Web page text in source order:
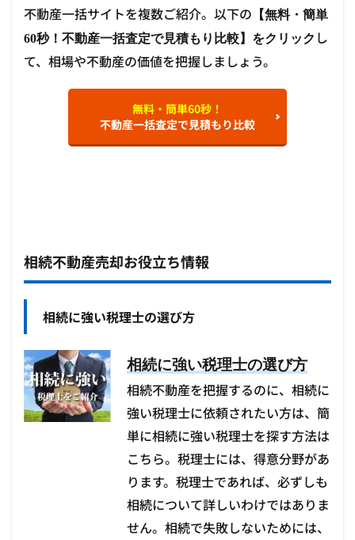
不動産一括サイトを複数ご紹介。以下の 【無料・簡単
60秒！不動産一括査定で見積もり比較】をクリック し
て、相場や不動産の価値を把握しましょう。
無料・簡単60秒！
不動産一括査定で見積もり比較
相続不動産売却お役立ち情報
相続に強い税理士の選び方
相続に強い税理士の選び方
相続不動産を把握するのに、相続に
強い税理士に依頼されたい方は、簡
単に相続に強い税理士を探す方法は
こちら。税理士には、得意分野があ
ります。税理士であれば、必ずしも
相続について詳しいわけではありま
せん。相続で失敗しないためには、